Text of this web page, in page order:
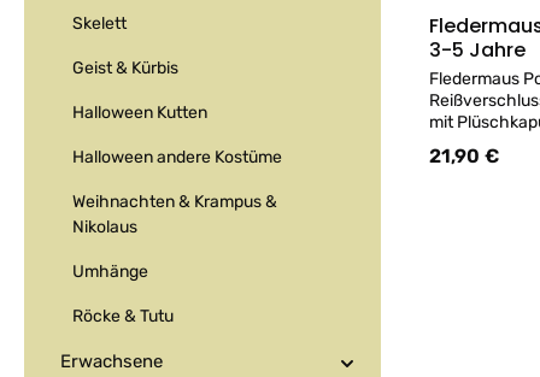
Skelett
Geist & Kürbis
Halloween Kutten
Halloween andere Kostüme
Weihnachten & Krampus &
Nikolaus
Umhänge
Röcke & Tutu
Erwachsene
3-5 Jahre
Fledermaus
mit
Körpergröße
100%
Regulärer Preis:
21,90 €